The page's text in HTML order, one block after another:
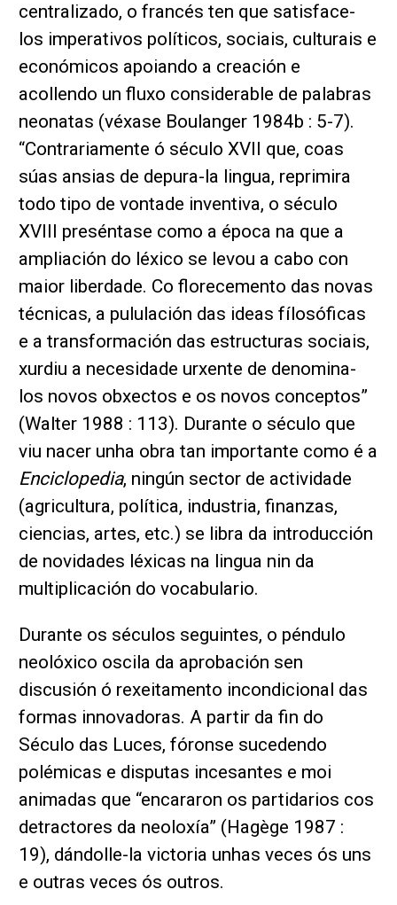
centralizado, o francés ten que satisface-
los imperativos políticos, sociais, culturais e
económicos apoiando a creación e
acollendo un fluxo considerable de palabras
neonatas (véxase Boulanger 1984b : 5-7).
“Contrariamente ó século XVII que, coas
súas ansias de depura-la lingua, reprimira
todo tipo de vontade inventiva, o século
XVIII preséntase como a época na que a
ampliación do léxico se levou a cabo con
maior liberdade. Co florecemento das novas
técnicas, a pululación das ideas fílosóficas
e a transformación das estructuras sociais,
xurdiu a necesidade urxente de denomina-
los novos obxectos e os novos conceptos”
(Walter 1988 : 113). Durante o século que
viu nacer unha obra tan importante como é a
Enciclopedia, ningún sector de actividade
(agricultura, política, industria, finanzas,
ciencias, artes, etc.) se libra da introducción
de novidades léxicas na lingua nin da
multiplicación do vocabulario.
Durante os séculos seguintes, o péndulo
neolóxico oscila da aprobación sen
discusión ó rexeitamento incondicional das
formas innovadoras. A partir da fin do
Século das Luces, fóronse sucedendo
polémicas e disputas incesantes e moi
animadas que “encararon os partidarios cos
detractores da neoloxía” (Hagège 1987 :
19), dándolle-la victoria unhas veces ós uns
e outras veces ós outros.